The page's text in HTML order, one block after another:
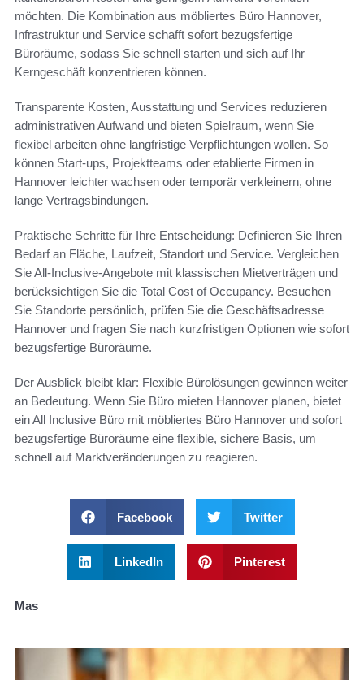
möchten. Die Kombination aus möbliertes Büro Hannover,
Infrastruktur und Service schafft sofort bezugsfertige
Büroräume, sodass Sie schnell starten und sich auf Ihr
Kerngeschäft konzentrieren können.
Transparente Kosten, Ausstattung und Services reduzieren
administrativen Aufwand und bieten Spielraum, wenn Sie
flexibel arbeiten ohne langfristige Verpflichtungen wollen. So
können Start-ups, Projektteams oder etablierte Firmen in
Hannover leichter wachsen oder temporär verkleinern, ohne
lange Vertragsbindungen.
Praktische Schritte für Ihre Entscheidung: Definieren Sie Ihren
Bedarf an Fläche, Laufzeit, Standort und Service. Vergleichen
Sie All-Inclusive-Angebote mit klassischen Mietverträgen und
berücksichtigen Sie die Total Cost of Occupancy. Besuchen
Sie Standorte persönlich, prüfen Sie die Geschäftsadresse
Hannover und fragen Sie nach kurzfristigen Optionen wie sofort
bezugsfertige Büroräume.
Der Ausblick bleibt klar: Flexible Bürolösungen gewinnen weiter
an Bedeutung. Wenn Sie Büro mieten Hannover planen, bietet
ein All Inclusive Büro mit möbliertes Büro Hannover und sofort
bezugsfertige Büroräume eine flexible, sichere Basis, um
schnell auf Marktveränderungen zu reagieren.
Facebook Twitter
LinkedIn Pinterest
Mas